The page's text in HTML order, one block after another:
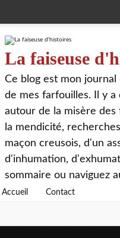
La faiseuse
Ce blog est mon
de mes farfouilles. Il y
autour de la misère
la mendicité,
maçon creusois, d'un
d'inhumation,
sommaire ou naviguez
Accueil Contact